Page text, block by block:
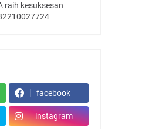
raih kesuksesan
facebook
instagram